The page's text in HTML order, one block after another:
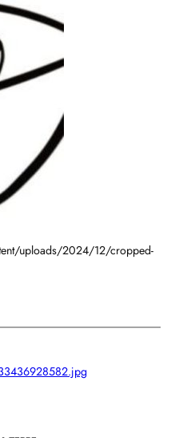
uploads/2024/12/cropped-